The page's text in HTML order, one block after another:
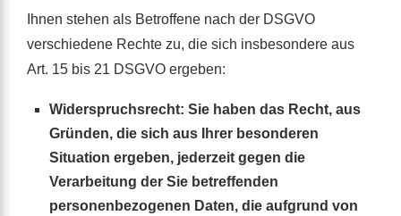
Ihnen stehen als Betroffene nach der DSGVO
verschiedene Rechte zu, die sich insbesondere aus
Art. 15 bis 21 DSGVO ergeben:
Widerspruchsrecht: Sie haben das Recht, aus
Gründen, die sich aus Ihrer besonderen
Situation ergeben, jederzeit gegen die
Verarbeitung der Sie betreffenden
personenbezogenen Daten, die aufgrund von